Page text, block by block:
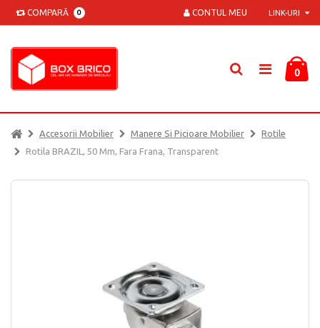
COMPARĂ 0 LINK-URI
CONTUL MEU
0
Accesorii Mobilier Manere Si Picioare Mobilier
Rotile
Rotila BRAZIL, 50 Mm, Fara Frana, Transparent